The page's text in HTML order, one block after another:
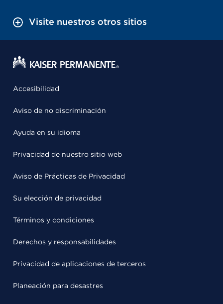
Visite nuestros otros sitios
Accesibilidad
Aviso de no discriminación
Ayuda en su idioma
Privacidad de nuestro sitio web
Aviso de Prácticas de Privacidad
Su elección de privacidad
Términos y condiciones
Derechos y responsabilidades
Privacidad de aplicaciones de terceros
Planeación para desastres